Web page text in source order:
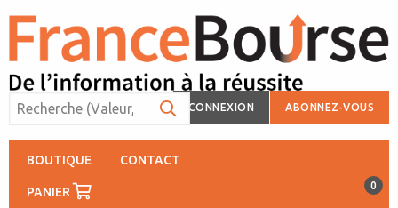
CONNEXION ABONNEZ-VOUS
BOUTIQUE CONTACT
PANIER 0